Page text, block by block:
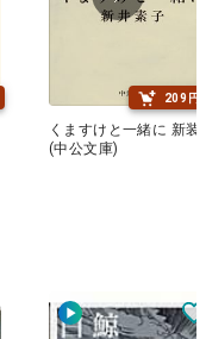
209円
くますけと一緒に 新装
(中公文庫)